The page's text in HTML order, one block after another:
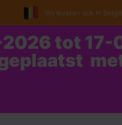
Wij leveren ook in België
tot